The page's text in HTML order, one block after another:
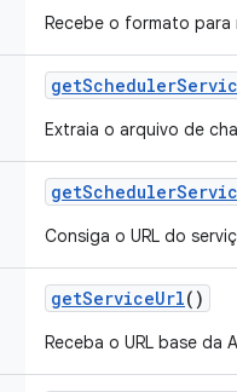
Recebe o formato
getScheduler
Extraia o arquivo de
getScheduler
Consiga o URL do
getServiceUrl()
Receba o URL base da